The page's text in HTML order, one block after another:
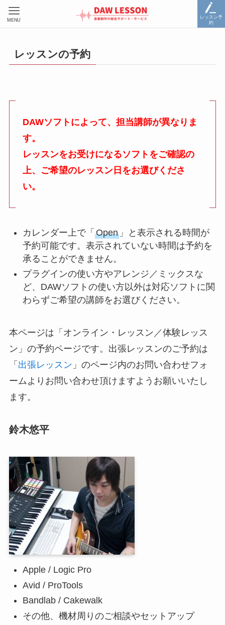
レッスン予
約
MENU
レッスンの予約
DAWソフトによって、担当講師が異なりま
す。
レッスンをお受けになるソフトをご確認の
上、ご希望のレッスン日をお選びくださ
い。
カレンダー上で「 Open」と表示される時間が
予約可能です。表示されていない時間は予約を
承ることができません。
プラグインの使い方やアレンジ／ミックスな
ど、DAWソフトの使い方以外は対応ソフトに関
わらずご希望の講師をお選びください。
本ページは「オンライン・レッスン／体験レッス
ン」の予約ページです。出張レッスンのご予約は
「 出張レッスン 」のページ内のお問い合わせフォ
ームよりお問い合わせ頂けますようお願いいたし
ます。
鈴木悠平
Apple / Logic Pro
Avid / ProTools
Bandlab / Cakewalk
その他、機材周りのご相談やセットアップ